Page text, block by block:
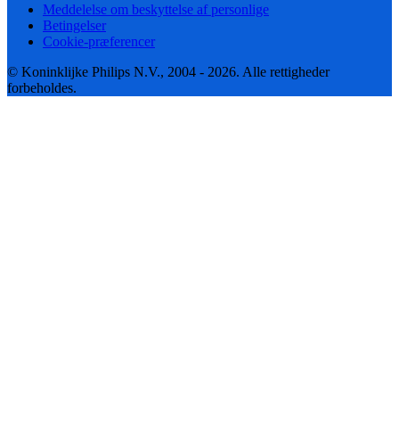
Meddelelse om beskyttelse af personlige
Betingelser
Cookie-præferencer
© Koninklijke Philips N.V., 2004 - 2026. Alle rettigheder
forbeholdes.